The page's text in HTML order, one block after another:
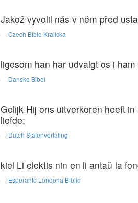
Jakož vyvolil nás v něm před
Czech Bible Kralicka
ligesom han har udvalgt os i
Danske Bibel
Gelijk Hij ons uitverkoren heeft
liefde;
Dutch Statenvertaling
kiel Li elektis nin en li antaŭ la
Esperanto Londona Biblio